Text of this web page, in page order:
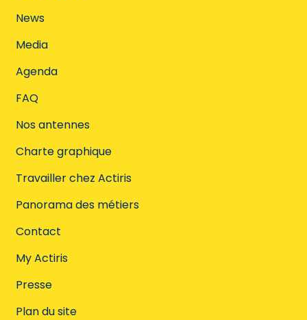
News
Media
Agenda
FAQ
Nos antennes
Charte graphique
Travailler chez Actiris
Panorama des métiers
Contact
My Actiris
Presse
Plan du site